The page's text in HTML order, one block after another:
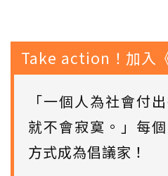
Take action！加入
「一個人為社會付
就不會寂寞。」每
方式成為倡議家！